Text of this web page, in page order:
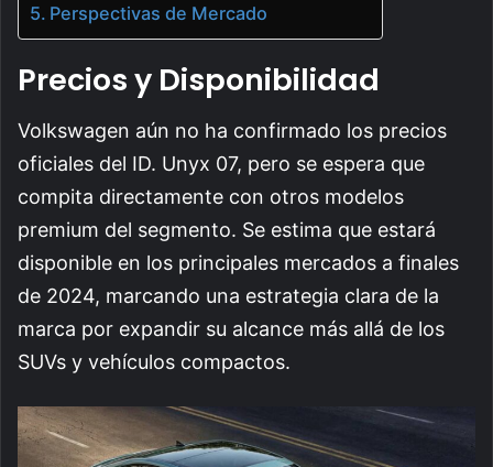
Perspectivas de Mercado
Precios y Disponibilidad
Volkswagen aún no ha confirmado los precios
oficiales del ID. Unyx 07, pero se espera que
compita directamente con otros modelos
premium del segmento. Se estima que estará
disponible en los principales mercados a finales
de 2024, marcando una estrategia clara de la
marca por expandir su alcance más allá de los
SUVs y vehículos compactos.